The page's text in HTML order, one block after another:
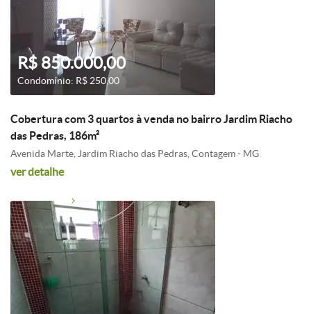
R$ 850.000,00
Condomínio: R$ 250,00
Cobertura com 3 quartos à venda no bairro Jardim Riacho
das Pedras, 186m²
Avenida Marte, Jardim Riacho das Pedras, Contagem - MG
ver detalhe